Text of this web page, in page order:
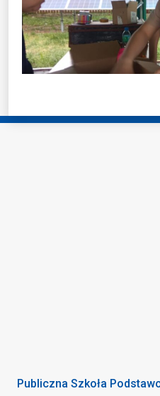
Publiczna Szkoła